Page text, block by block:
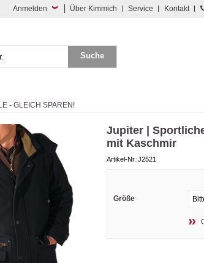
Anmelden Über Kimmich Service Kontakt
- GLEICH SPAREN!
Jupiter |
mit Kaschmir
Artikel-Nr.:J2521
Größe